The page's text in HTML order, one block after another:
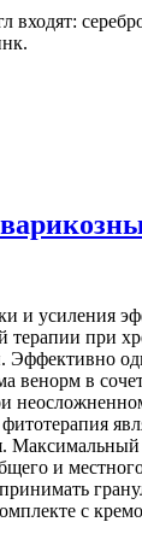
входят:
и усиления
терапии при
Эффективно
венорм в
Максимальный
и
с